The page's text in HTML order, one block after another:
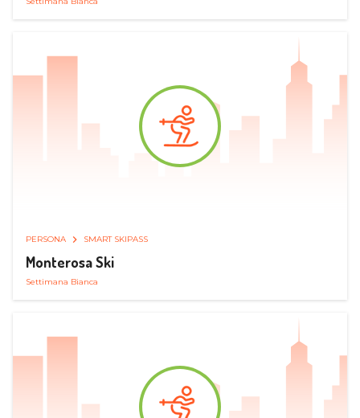
PERSONA SMART SKIPASS
Monterosa Ski
Settimana Bianca